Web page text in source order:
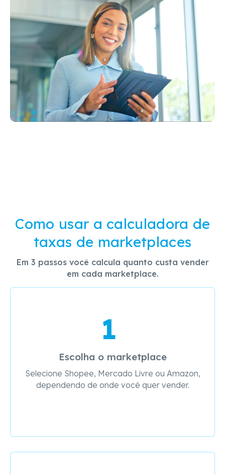
Como usar a calculadora de
taxas de marketplaces
Em 3 passos você calcula quanto custa vender
em cada marketplace.
1
Escolha o marketplace
Selecione Shopee, Mercado Livre ou Amazon,
dependendo de onde você quer vender.